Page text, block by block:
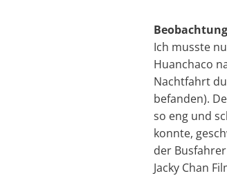
Ich musste
Huanchaco
Nachtfahrt
befanden).
so eng und
konnte,
der
Jacky Chan